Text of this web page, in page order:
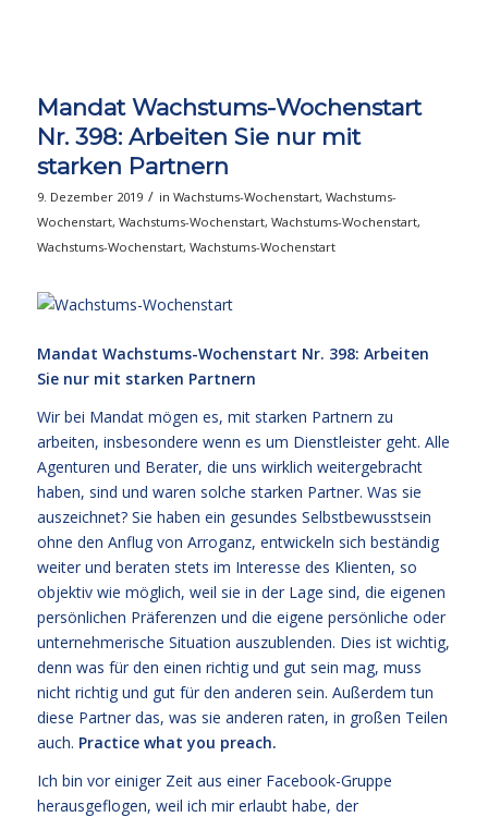
Mandat Wachstums-Wochenstart
Nr. 398: Arbeiten Sie nur mit
starken Partnern
9. Dezember 2019 / in Wachstums-Wochenstart, Wachstums-
Wochenstart, Wachstums-Wochenstart, Wachstums-Wochenstart,
Wachstums-Wochenstart, Wachstums-Wochenstart
Mandat Wachstums-Wochenstart Nr. 398: Arbeiten
Sie nur mit starken Partnern
Wir bei Mandat mögen es, mit starken Partnern zu
arbeiten, insbesondere wenn es um Dienstleister geht. Alle
Agenturen und Berater, die uns wirklich weitergebracht
haben, sind und waren solche starken Partner. Was sie
auszeichnet? Sie haben ein gesundes Selbstbewusstsein
ohne den Anflug von Arroganz, entwickeln sich beständig
weiter und beraten stets im Interesse des Klienten, so
objektiv wie möglich, weil sie in der Lage sind, die eigenen
persönlichen Präferenzen und die eigene persönliche oder
unternehmerische Situation auszublenden. Dies ist wichtig,
denn was für den einen richtig und gut sein mag, muss
nicht richtig und gut für den anderen sein. Außerdem tun
diese Partner das, was sie anderen raten, in großen Teilen
auch. Practice what you preach.
Ich bin vor einiger Zeit aus einer Facebook-Gruppe
herausgeflogen, weil ich mir erlaubt habe, der